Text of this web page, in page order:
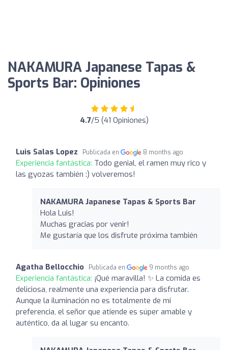
NAKAMURA Japanese Tapas &
Sports Bar: Opiniones
4.7/5 (41 Opiniones)
Luis Salas Lopez Publicada en 8 months ago
Experiencia fantástica: Todo genial, el ramen muy rico y
las gyozas también :) volveremos!
NAKAMURA Japanese Tapas & Sports Bar
Hola Luis!
Muchas gracias por venir!
Me gustaría que los disfrute próxima también
Agatha Bellocchio Publicada en 9 months ago
Experiencia fantástica: ¡Qué maravilla! ✨ La comida es
deliciosa, realmente una experiencia para disfrutar.
Aunque la iluminación no es totalmente de mi
preferencia, el señor que atiende es súper amable y
auténtico, da al lugar su encanto.